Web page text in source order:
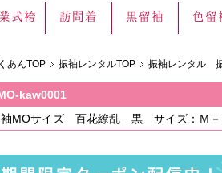
式袴 訪問着 黒留袖 色留
あんTOP 振袖レンタルTOP 振袖レンタル
kaw0001
MOサイズ 百花繚乱 黒 サイズ：Ｍ